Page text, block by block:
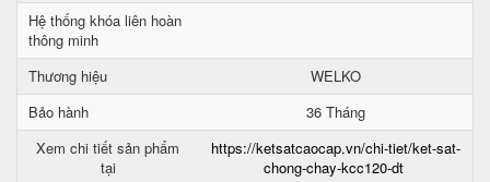
Hệ thống khóa liên hoàn
thông minh
Thương hiệu
WELKO
Bảo hành
36 Tháng
Xem chi tiết sản phẩm
tại
https://ketsatcaocap.vn/chi-tiet/ket-sat-
chong-chay-kcc120-dt